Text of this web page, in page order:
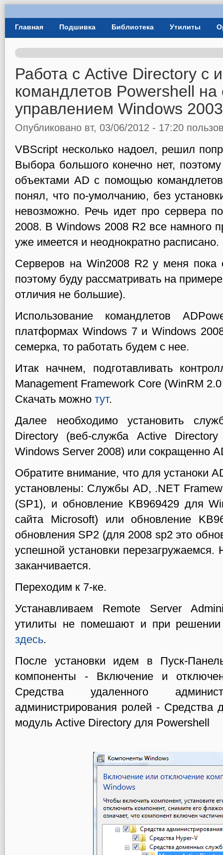
User Menu
Работа с Active Directory c
командлетов Powershell на
управлением Windows
Опубликовано вт, 03/06/2012 - 17:20
VBScript несколько надоел, решил
Выбора большого конечно нет,
объектами AD c помощью
понял, что по-умолчанию, без
невозможно. Речь идет про сервера
2008. В Windows 2008 R2 все намного
уже имеется и неоднократно расписано.
Серверов на Win2008 R2 у меня
поэтому буду рассматривать на
отличия не большие).
Использование командлетов
платформах Windows 7 и Windows
семерка, то работать будем с нее.
Итак начнем, подготавливать
Management Framework Core (WinRM
Скачать можно тут.
Далее необходимо установить
Directory (веб-служба Active
Windows Server 2008) или сокращенно
Обратите внимание, что для устаноки
установлены: Службы AD, .NET
(SP1), и обновление KB969429 для
сайта Microsoft) или обновление
обновления SP2 (для 2008 sp2 это
успешной установки перезагружаемся.
заканчивается.
Переходим к 7-ке.
Устанавливаем Remote Server
утилиты не помешают и при решении
здесь.
После установки идем в Пуск-
компоненты - Включение и
Средства удаленного
администрирования ролей -
модуль Active Directory для Powershell
Главное меню
Главная Подшивка Библиотека Утилиты